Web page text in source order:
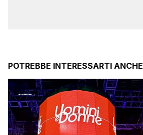
POTREBBE INTERESSARTI ANCHE